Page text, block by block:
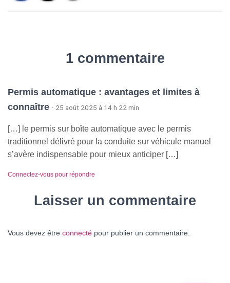
1 commentaire
Permis automatique : avantages et limites à
connaître · 25 août 2025 à 14 h 22 min
[…] le permis sur boîte automatique avec le permis
traditionnel délivré pour la conduite sur véhicule manuel
s’avère indispensable pour mieux anticiper […]
Connectez-vous pour répondre
Laisser un commentaire
Vous devez être connecté pour publier un commentaire.